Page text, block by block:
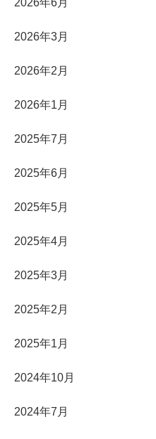
2026年6月
2026年3月
2026年2月
2026年1月
2025年7月
2025年6月
2025年5月
2025年4月
2025年3月
2025年2月
2025年1月
2024年10月
2024年7月